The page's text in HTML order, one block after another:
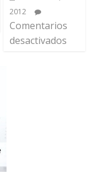
2012
Comentarios
desactivados